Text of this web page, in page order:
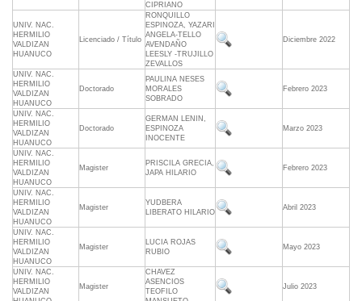
CIPRIANO
UNIV. NAC.
HERMILIO
VALDIZAN
HUANUCO
Licenciado / Título
RONQUILLO
ESPINOZA, YAZARI
ANGELA-TELLO
AVENDAÑO
LEESLY -TRUJILLO
ZEVALLOS
Diciembre 2022
UNIV. NAC.
HERMILIO
VALDIZAN
HUANUCO
Doctorado
PAULINA NESES
MORALES
SOBRADO
Febrero 2023
UNIV. NAC.
HERMILIO
VALDIZAN
HUANUCO
Doctorado
GERMAN LENIN,
ESPINOZA
INOCENTE
Marzo 2023
UNIV. NAC.
HERMILIO
VALDIZAN
HUANUCO
Magister
PRISCILA GRECIA,
JAPA HILARIO
Febrero 2023
UNIV. NAC.
HERMILIO
VALDIZAN
HUANUCO
Magister
YUDBERA
LIBERATO HILARIO
Abril 2023
UNIV. NAC.
HERMILIO
VALDIZAN
HUANUCO
Magister
LUCIA ROJAS
RUBIO
Mayo 2023
UNIV. NAC.
HERMILIO
VALDIZAN
Magister
CHAVEZ
ASENCIOS
TEOFILO
Julio 2023